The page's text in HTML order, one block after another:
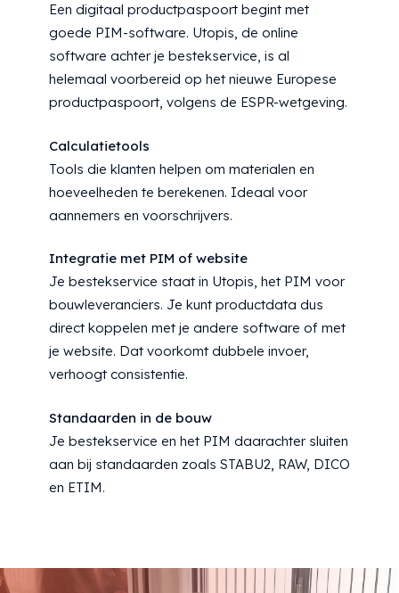
Een digitaal productpaspoort begint met
goede PIM-software. Utopis, de online
software achter je bestekservice, is al
helemaal voorbereid op het nieuwe Europese
productpaspoort, volgens de ESPR-wetgeving.
Calculatietools
Tools die klanten helpen om materialen en
hoeveelheden te berekenen. Ideaal voor
aannemers en voorschrijvers.
Integratie met PIM of website
Je bestekservice staat in Utopis, het PIM voor
bouwleveranciers. Je kunt productdata dus
direct koppelen met je andere software of met
je website. Dat voorkomt dubbele invoer,
verhoogt consistentie.
Standaarden in de bouw
Je bestekservice en het PIM daarachter sluiten
aan bij standaarden zoals STABU2, RAW, DICO
en ETIM.